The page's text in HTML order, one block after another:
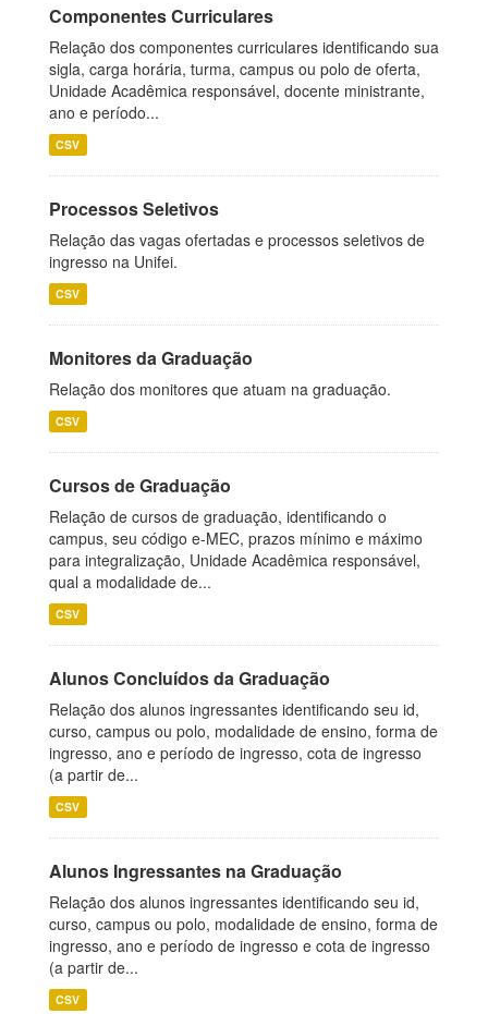
Componentes Curriculares
Relação dos componentes curriculares identificando sua
sigla, carga horária, turma, campus ou polo de oferta,
Unidade Acadêmica responsável, docente ministrante,
ano e período...
CSV
Processos Seletivos
Relação das vagas ofertadas e processos seletivos de
ingresso na Unifei.
CSV
Monitores da Graduação
Relação dos monitores que atuam na graduação.
CSV
Cursos de Graduação
Relação de cursos de graduação, identificando o
campus, seu código e-MEC, prazos mínimo e máximo
para integralização, Unidade Acadêmica responsável,
qual a modalidade de...
CSV
Alunos Concluídos da Graduação
Relação dos alunos ingressantes identificando seu id,
curso, campus ou polo, modalidade de ensino, forma de
ingresso, ano e período de ingresso, cota de ingresso
(a partir de...
CSV
Alunos Ingressantes na Graduação
Relação dos alunos ingressantes identificando seu id,
curso, campus ou polo, modalidade de ensino, forma de
ingresso, ano e período de ingresso e cota de ingresso
(a partir de...
CSV